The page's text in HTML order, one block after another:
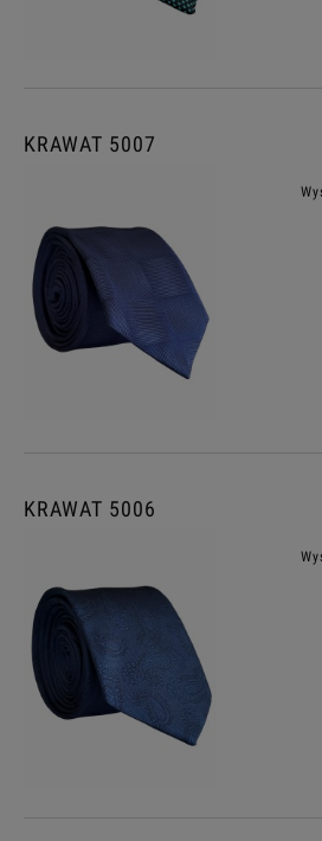
KRAWAT 5007
KRAWAT 5006